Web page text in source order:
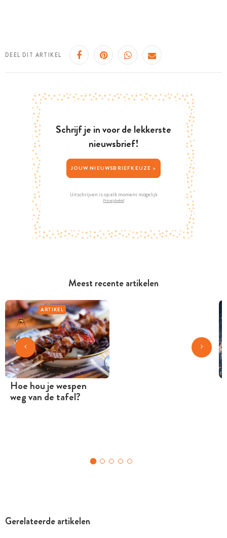
Meest recente artikelen
ARTIKEL
Hoe hou je wespen
weg van de tafel?
DEEL DIT ARTIKEL
Schrijf je in voor de lekkerste
nieuwsbrief!
JOUW NIEUWSBRIEFKEUZE >
Uitschrijven is op elk moment mogelijk
Privacybeleid
Gerelateerde artikelen